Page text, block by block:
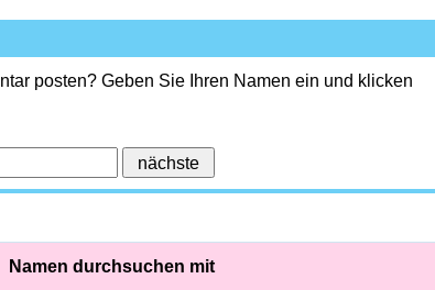
posten? Geben Sie Ihren Namen ein und klicken
Namen durchsuchen mit